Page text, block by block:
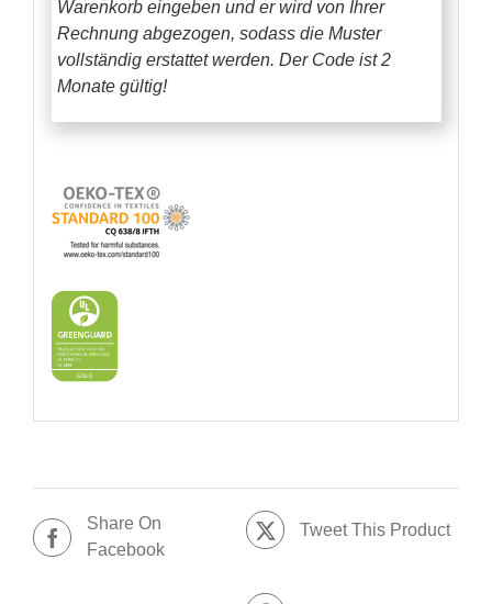
Warenkorb eingeben und er wird von Ihrer
Rechnung abgezogen, sodass die Muster
vollständig erstattet werden. Der Code ist 2
Monate gültig!
Share On
Facebook
Tweet This Product